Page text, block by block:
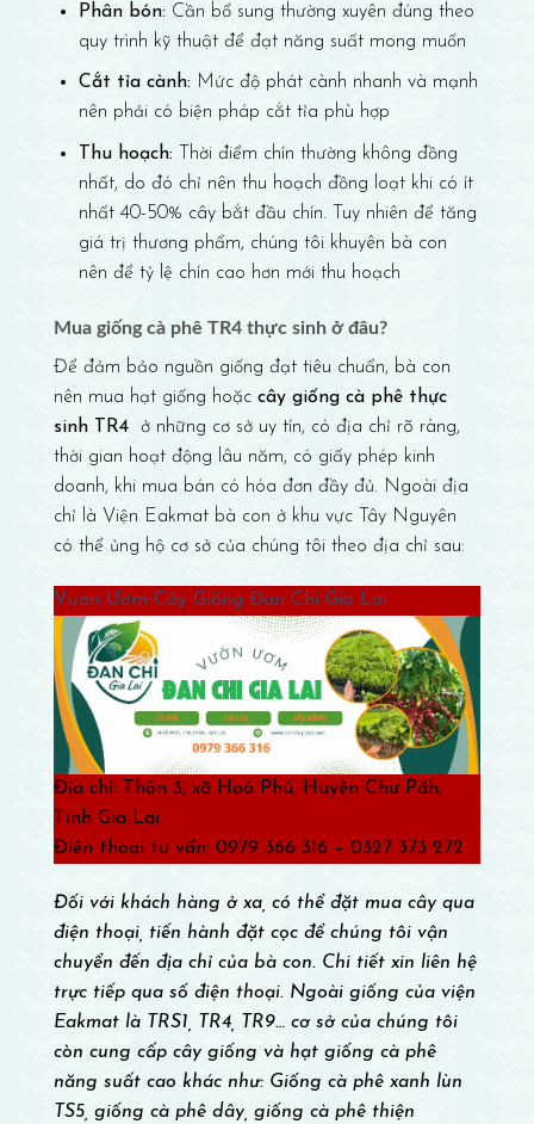
Phân bón: Cần bổ sung thường xuyên đúng theo
quy trình kỹ thuật để đạt năng suất mong muốn
Cắt tỉa cành: Mức độ phát cành nhanh và mạnh
nên phải có biện pháp cắt tỉa phù hợp
Thu hoạch: Thời điểm chín thường không đồng
nhất, do đó chỉ nên thu hoạch đồng loạt khi có ít
nhất 40-50% cây bắt đầu chín. Tuy nhiên để tăng
giá trị thương phẩm, chúng tôi khuyên bà con
nên để tỷ lệ chín cao hơn mới thu hoạch
Mua giống cà phê TR4 thực sinh ở đâu?
Để đảm bảo nguồn giống đạt tiêu chuẩn, bà con
nên mua hạt giống hoặc cây giống cà phê thực
sinh TR4
ở những cơ sở uy tín, có địa chỉ rõ ràng,
thời gian hoạt động lâu năm, có giấy phép kinh
doanh, khi mua bán có hóa đơn đầy đủ. Ngoài địa
chỉ là Viện Eakmat bà con ở khu vực Tây Nguyên
có thể ủng hộ cơ sở của chúng tôi theo địa chỉ sau:
Vườn Ươm Cây Giống Đan Chi Gia Lai
Địa chỉ: Thôn 3, xã Hoà Phú, Huyện Chư Păh,
Tỉnh Gia Lai
Điện thoại tư vấn: 0979 366 316 – 0327 373 272
Đối với khách hàng ở xa, có thể đặt mua cây qua
điện thoại, tiến hành đặt cọc để chúng tôi vận
chuyển đến địa chỉ của bà con. Chi tiết xin liên hệ
trực tiếp qua số điện thoại. Ngoài giống của viện
Eakmat là TRS1, TR4, TR9… cơ sở của chúng tôi
còn cung cấp cây giống và hạt giống cà phê
năng suất cao khác như: Giống cà phê xanh lùn
TS5, giống cà phê dây, giống cà phê thiện